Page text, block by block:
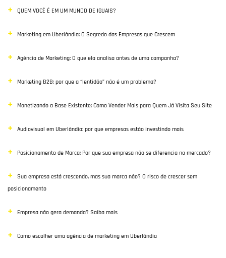
QUEM VOCÊ É EM UM MUNDO DE IGUAIS?
Marketing em Uberlândia: O Segredo das Empresas que Crescem
Agência de Marketing: O que ela analisa antes de uma campanha?
Marketing B2B: por que a “lentidão” não é um problema?
Monetizando a Base Existente: Como Vender Mais para Quem Já Visita Seu Site
Audiovisual em Uberlândia: por que empresas estão investindo mais
Posicionamento de Marca: Por que sua empresa não se diferencia no mercado?
Sua empresa está crescendo, mas sua marca não? O risco de crescer sem
posicionamento
Empresa não gera demanda? Saiba mais
Como escolher uma agência de marketing em Uberlândia